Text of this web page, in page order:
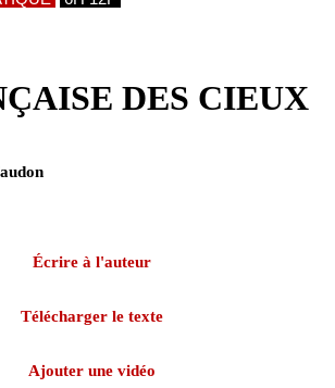
DES CIEUX
Écrire à l'auteur
Télécharger le texte
Ajouter une vidéo